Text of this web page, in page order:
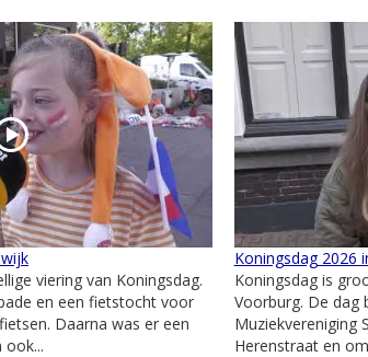
viering van Koningsdag.
en een fietstocht voor
Daarna was er een
Koningsdag 2026
Koningsdag is
Voorburg. De dag
Muziekvereniging
Herenstraat en